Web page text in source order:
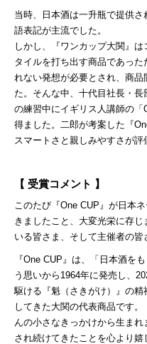
当時、日本酒は一升瓶で提供
語表記が主流でした。
しかし、『ワンカップ大関』
タイルを打ち出す商品であっ
れない発想が必要とされ、商
た。そんな中、十代目社長・
の練習中にイギリス人講師の
得ました。二郎が考案した『
スマートさと親しみやすさが評
【 受賞コメント 】
このたび『One CUP』が日本
きましたこと、大変光栄に存
いる皆さま、そして主催者の皆
『One CUP』は、「日本酒を
う思いから1964年に発売し、
駆ける『魁（さきがけ）』の
してきた大関の代表商品です
んの小さなきっかけから生ま
され続けてきたことを心より嬉